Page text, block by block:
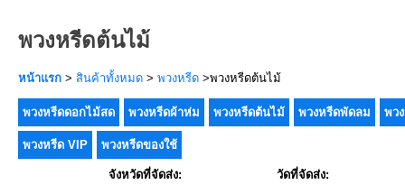
พวงหรีดต้นไม้
หน้าแรก > สินค้าทั้งหมด > พวงหรีด >พวงหรีดต้นไม้
พวงหรีดดอกไม้สด พวงหรีดผ้าห่ม พวงหรีดต้นไม้ พวงหรีดพัดลม พว
พวงหรีด VIP พวงหรีดของใช้
จังหวัดที่จัดส่ง: วัดที่จัดส่ง: